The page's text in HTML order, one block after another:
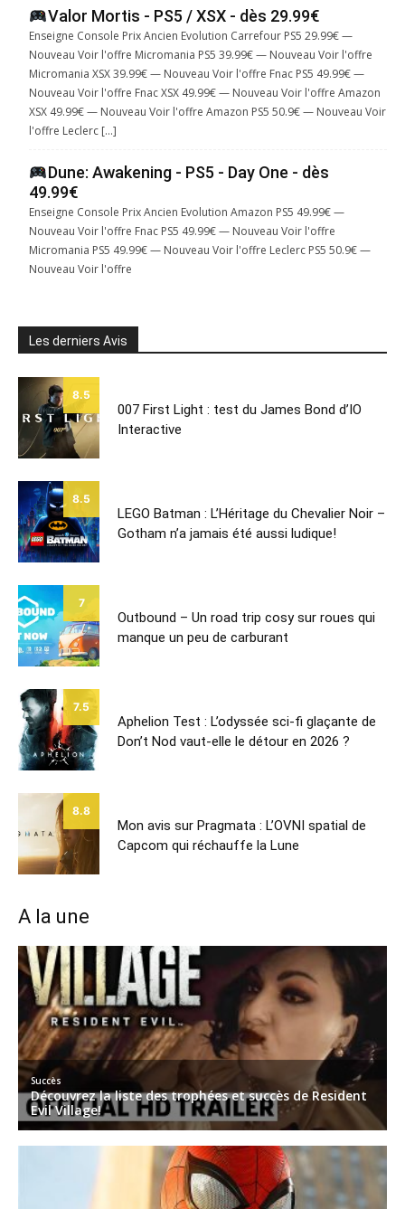
Valor Mortis - PS5 / XSX - dès 29.99€
Enseigne Console Prix Ancien Evolution Carrefour PS5 29.99€ —
Nouveau Voir l'offre Micromania PS5 39.99€ — Nouveau Voir l'offre
Micromania XSX 39.99€ — Nouveau Voir l'offre Fnac PS5 49.99€ —
Nouveau Voir l'offre Fnac XSX 49.99€ — Nouveau Voir l'offre Amazon
XSX 49.99€ — Nouveau Voir l'offre Amazon PS5 50.9€ — Nouveau Voir
l'offre Leclerc […]
Dune: Awakening - PS5 - Day One - dès
49.99€
Enseigne Console Prix Ancien Evolution Amazon PS5 49.99€ —
Nouveau Voir l'offre Fnac PS5 49.99€ — Nouveau Voir l'offre
Micromania PS5 49.99€ — Nouveau Voir l'offre Leclerc PS5 50.9€ —
Nouveau Voir l'offre
Les derniers Avis
8.5
007 First Light : test du James Bond d’IO
Interactive
8.5
LEGO Batman : L’Héritage du Chevalier Noir –
Gotham n’a jamais été aussi ludique!
7
Outbound – Un road trip cosy sur roues qui
manque un peu de carburant
7.5
Aphelion Test : L’odyssée sci-fi glaçante de
Don’t Nod vaut-elle le détour en 2026 ?
8.8
Mon avis sur Pragmata : L’OVNI spatial de
Capcom qui réchauffe la Lune
A la une